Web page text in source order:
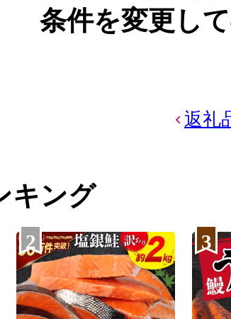
条件を変更し
返礼
キング
2 3